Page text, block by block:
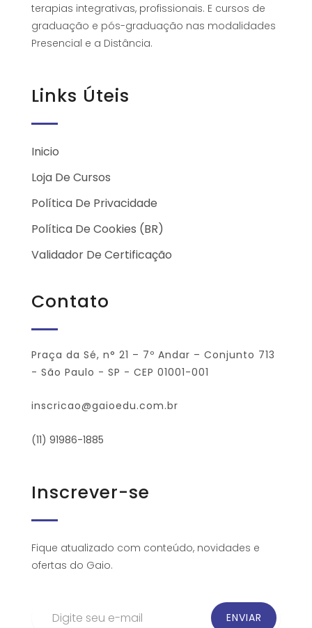
terapias integrativas, profissionais. E cursos de
graduação e pós-graduação nas modalidades
Presencial e a Distância.
Links Úteis
Inicio
Loja De Cursos
Política De Privacidade
Política De Cookies (BR)
Validador De Certificação
Contato
Praça da Sé, n° 21 – 7º Andar – Conjunto 713
- São Paulo - SP - CEP 01001-001
inscricao@gaioedu.com.br
(11) 91986-1885
Inscrever-se
Fique atualizado com conteúdo, novidades e
ofertas do Gaio.